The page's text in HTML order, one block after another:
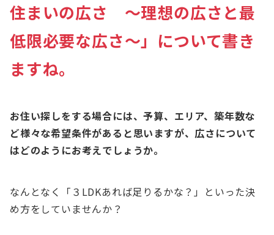
住まいの広さ ～理想の広さと最
低限必要な広さ～」について書き
ますね。
お住い探しをする場合には、予算、エリア、築年数な
ど様々な希望条件があると思いますが、広さについて
はどのようにお考えでしょうか。
なんとなく「３LDKあれば足りるかな？」といった決
め方をしていませんか？